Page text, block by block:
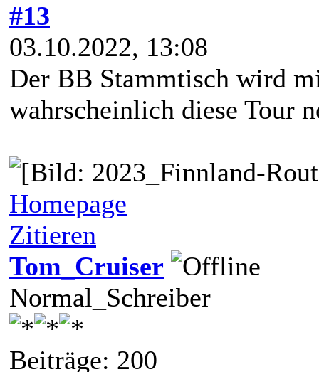
#13
03.10.2022, 13:08
Der BB Stammtisch wird
wahrscheinlich diese Tour
Homepage
Zitieren
Tom_Cruiser
Normal_Schreiber
Beiträge: 200